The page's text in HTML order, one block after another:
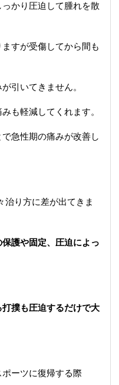
かり圧迫して腫れを散
すが受傷してから間も
引いてきません。
も軽減してくれます。
急性期の痛みが改善し
治り方に差が出てきま
保護や固定、圧迫によっ
撲も圧迫するだけで大
ーツに復帰する際